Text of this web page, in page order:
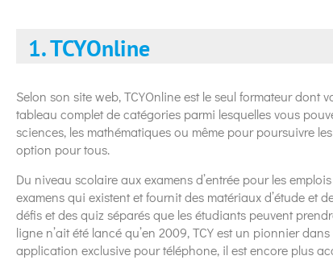
1. TCYOnline
Selon son site web, TCYOnline est le seul formateur dont
tableau complet de catégories parmi lesquelles vous
sciences, les mathématiques ou même pour poursuivre
option pour tous.
Du niveau scolaire aux examens d’entrée pour les
examens qui existent et fournit des matériaux d’étude et
défis et des quiz séparés que les étudiants peuvent
ligne n’ait été lancé qu’en 2009, TCY est un pionnier
application exclusive pour téléphone, il est encore plus